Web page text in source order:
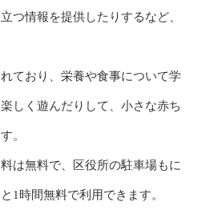
つ情報を提供したりするなど、
ており、栄養や食事について学
しく遊んだりして、小さな赤ち
。
は無料で、区役所の駐車場もに
1時間無料で利用できます。